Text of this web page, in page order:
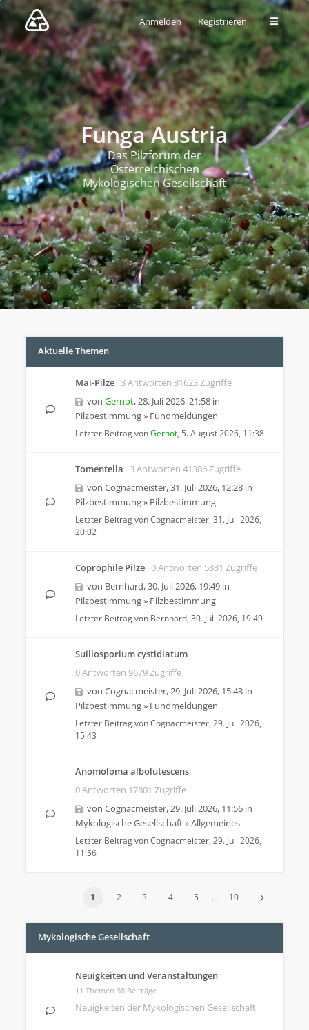
Anmelden Registrieren
Funga Austria
Das Pilzforum der
Österreichischen
Mykologischen Gesellschaft
Aktuelle Themen
Mai-Pilze 3 Antworten 31623 Zugriffe
von Gernot,28. Juli 2026, 21:58 in
Pilzbestimmung» Fundmeldungen
Letzter Beitrag vonGernot, 5. August 2026, 11:38
Tomentella
3 Antworten 41386 Zugriffe
von Cognacmeister,31. Juli 2026, 12:28 in
Pilzbestimmung» Pilzbestimmung
Letzter Beitrag vonCognacmeister, 31. Juli 2026,
20:02
Coprophile Pilze 0 Antworten 5831 Zugriffe
von Bernhard,30. Juli 2026, 19:49 in
Pilzbestimmung» Pilzbestimmung
Letzter Beitrag von Bernhard, 30. Juli 2026, 19:49
Suillosporium cystidiatum
0 Antworten 9679 Zugriffe
von Cognacmeister,29. Juli 2026, 15:43 in
Pilzbestimmung» Fundmeldungen
Letzter Beitrag vonCognacmeister, 29. Juli 2026,
15:43
Anomoloma albolutescens
0 Antworten 17801 Zugriffe
von Cognacmeister,29. Juli 2026, 11:56 in
Mykologische Gesellschaft»Allgemeines
Letzter Beitrag vonCognacmeister, 29. Juli 2026,
11:56
1 2 3 4 5 … 10
Mykologische Gesellschaft
Neuigkeiten und Veranstaltungen
11 Themen 38 Beiträge
Neuigkeiten der Mykologischen Gesellschaft